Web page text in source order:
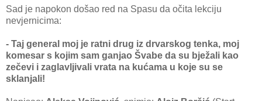
Sad je napokon došao red na Spasu da očita lekciju
nevjernicima:
- Taj general moj je ratni drug iz drvarskog tenka, moj
komesar s kojim sam ganjao Švabe da su bježali kao
zečevi i zaglavljivali vrata na kućama u koje su se
sklanjali!